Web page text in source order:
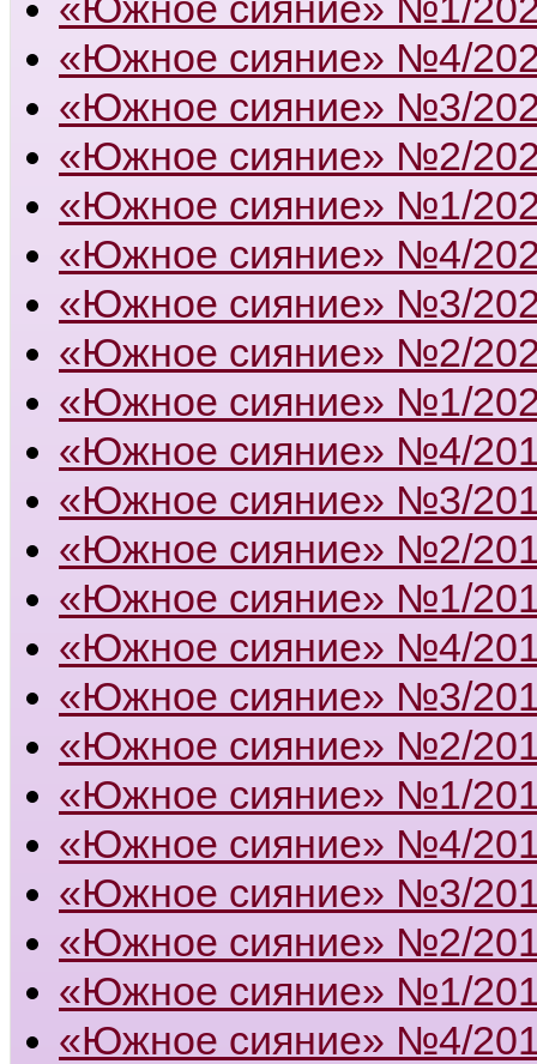
«Южное сияние» №4/
«Южное сияние» №3/
«Южное сияние» №2/
«Южное сияние» №1/
«Южное сияние» №4/
«Южное сияние» №3/
«Южное сияние» №2/
«Южное сияние» №1/
«Южное сияние» №4/
«Южное сияние» №3/
«Южное сияние» №2/
«Южное сияние» №1/
«Южное сияние» №4/
«Южное сияние» №3/
«Южное сияние» №2/
«Южное сияние» №1/
«Южное сияние» №4/
«Южное сияние» №3/
«Южное сияние» №2/
«Южное сияние» №1/
«Южное сияние» №4/